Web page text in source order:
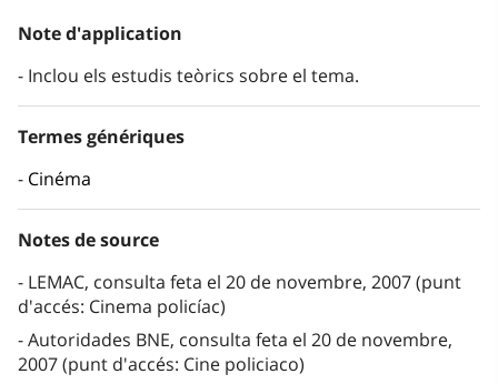
Note d'application
Inclou els estudis teòrics sobre el tema.
Termes génériques
Cinéma
Notes de source
LEMAC, consulta feta el 20 de novembre, 2007 (punt
d'accés: Cinema policíac)
Autoridades BNE, consulta feta el 20 de novembre,
2007 (punt d'accés: Cine policiaco)